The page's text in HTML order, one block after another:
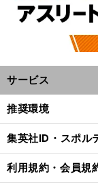
サービス
推奨環境
集英社ID・スポル
利用規約・会員規